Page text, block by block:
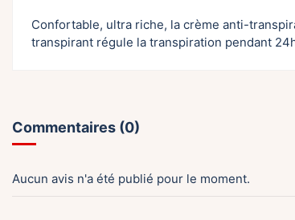
Confortable, ultra riche, la crème anti-
transpirant régule la transpiration pendant
Commentaires (0)
Aucun avis n'a été publié pour le moment.